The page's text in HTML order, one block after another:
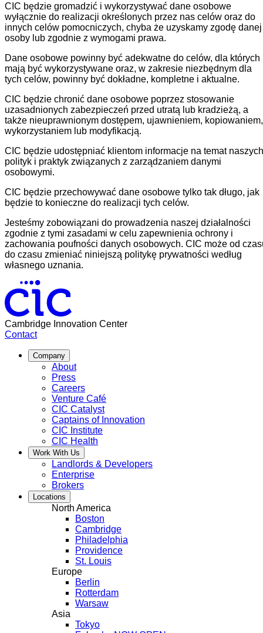
CIC będzie gromadzić i wykorzystywać dane osobowe
wyłącznie do realizacji określonych przez nas celów oraz do
innych celów pomocniczych, chyba że uzyskamy zgodę danej
osoby lub zgodnie z wymogami prawa.
Dane osobowe powinny być adekwatne do celów, dla których
mają być wykorzystywane oraz, w zakresie niezbędnym dla
tych celów, powinny być dokładne, kompletne i aktualne.
CIC będzie chronić dane osobowe poprzez stosowanie
uzasadnionych zabezpieczeń przed utratą lub kradzieżą, a
także nieuprawnionym dostępem, ujawnieniem, kopiowaniem,
wykorzystaniem lub modyfikacją.
CIC będzie udostępniać klientom informacje na temat naszych
polityk i praktyk związanych z zarządzaniem danymi
osobowymi.
CIC będzie przechowywać dane osobowe tylko tak długo, jak
będzie to konieczne do realizacji tych celów.
Jesteśmy zobowiązani do prowadzenia naszej działalności
zgodnie z tymi zasadami w celu zapewnienia ochrony i
zachowania poufności danych osobowych. CIC może od
do czasu zmieniać niniejszą politykę prywatności według
własnego uznania.
Cambridge Innovation Center
Contact
Company
About
Press
Careers
Venture Café
CIC Catalyst
Captains of Innovation
CIC Institute
CIC Health
Work With Us
Landlords & Developers
Enterprise
Brokers
Locations
North America
Boston
Cambridge
Philadelphia
Providence
St. Louis
Europe
Berlin
Rotterdam
Warsaw
Asia
Tokyo